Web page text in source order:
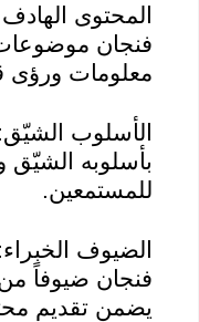
المحتوى
فنجان
معلومات ورؤى
الأسلوب الشيّق:
بأسلوبه الشيّق
للمستمعين.
الضيوف
فنجان ضيوفاً
يضمن تقديم